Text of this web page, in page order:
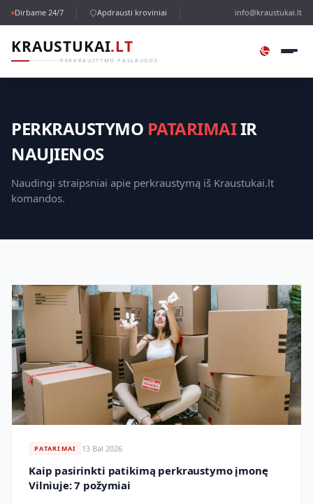
Dirbame 24/7 Apdrausti kroviniai info@kraustukai.lt
KRAUSTUKAI.LT
PERKRAUSTYMO PASLAUGOS
PERKRAUSTYMO PATARIMAIIR
NAUJIENOS
Naudingi straipsniai apie perkraustymą iš Kraustukai.lt
komandos.
PATARIMAI 13 Bal 2026
Kaip pasirinkti patikimą perkraustymo įmonę
Vilniuje: 7 požymiai